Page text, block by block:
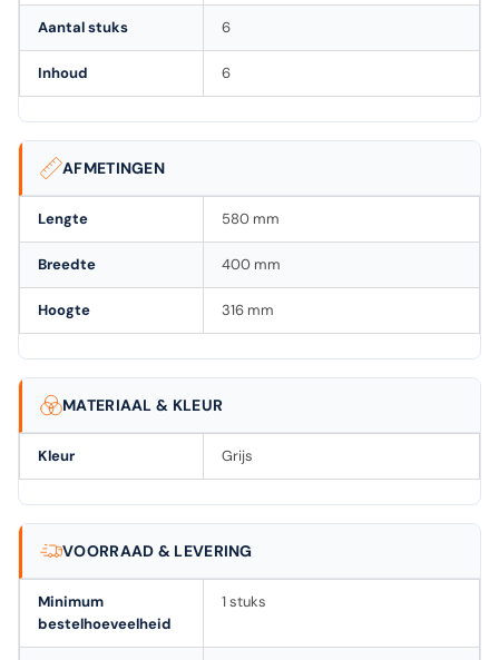
Aantal stuks 6
Inhoud 6
AFMETINGEN
Lengte 580 mm
Breedte 400 mm
Hoogte 316 mm
MATERIAAL & KLEUR
Kleur Grijs
VOORRAAD & LEVERING
Minimum
bestelhoeveelheid
1 stuks